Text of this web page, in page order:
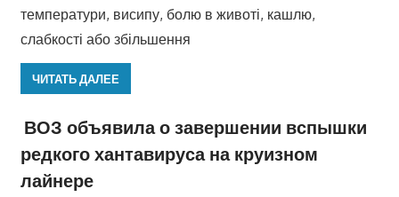
температури, висипу, болю в животі, кашлю,
слабкості або збільшення
ЧИТАТЬ ДАЛЕЕ
ВОЗ объявила о завершении вспышки
редкого хантавируса на круизном
лайнере